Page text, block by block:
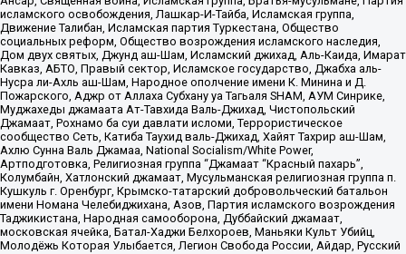
исламского освобождения, Лашкар-И-Тайба, Исламская группа,
Движение Талибан, Исламская партия Туркестана, Общество
социальных реформ, Общество возрождения исламского наследия,
Дом двух святых, Джунд аш-Шам, Исламский джихад, Аль-Каида, Имарат
Кавказ, АБТО, Правый сектор, Исламское государство, Джабха аль-
Нусра ли-Ахль аш-Шам, Народное ополчение имени К. Минина и Д.
Пожарского, Аджр от Аллаха Субхану уа Тагьаля SHAM, АУМ Синрике,
Муджахеды джамаата Ат-Тавхида Валь-Джихад, Чистопольский
Джамаат, Рохнамо ба суи давлати исломи, Террористическое
сообщество Сеть, Катиба Таухид валь-Джихад, Хайят Тахрир аш-Шам,
Ахлю Сунна Валь Джамаа, National Socialism/White Power,
Артподготовка, Религиозная группа “Джамаат “Красный пахарь”,
Колумбайн, Хатлонский джамаат, Мусульманская религиозная группа п.
Кушкуль г. Оренбург, Крымско-татарский добровольческий батальон
имени Номана Челебиджихана, Азов, Партия исламского возрождения
Таджикистана, Народная самооборона, Дуббайский джамаат,
московская ячейка, Батал-Хаджи Белхороев, Маньяки Культ Убийц,
Молодёжь Которая Улыбается, Легион Свобода России, Айдар, Русский